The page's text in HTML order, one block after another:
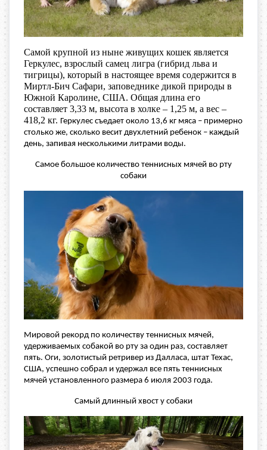
Самой крупной из ныне живущих кошек является
Геркулес, взрослый самец лигра (гибрид льва и
тигрицы), который в настоящее время содержится в
Миртл-Бич Сафари, заповеднике дикой природы в
Южной Каролине, США. Общая длина его
составляет 3,33 м, высота в холке – 1,25 м, а вес –
418,2 кг. Геркулес съедает около 13,6 кг мяса – примерно
столько же, сколько весит двухлетний ребенок – каждый
день, запивая несколькими литрами воды.
Самое большое количество теннисных мячей во рту
собаки
Мировой рекорд по количеству теннисных мячей,
удерживаемых собакой во рту за один раз, составляет
пять. Оги, золотистый ретривер из Далласа, штат Техас,
США, успешно собрал и удержал все пять теннисных
мячей установленного размера 6 июля 2003 года.
Самый длинный хвост у собаки